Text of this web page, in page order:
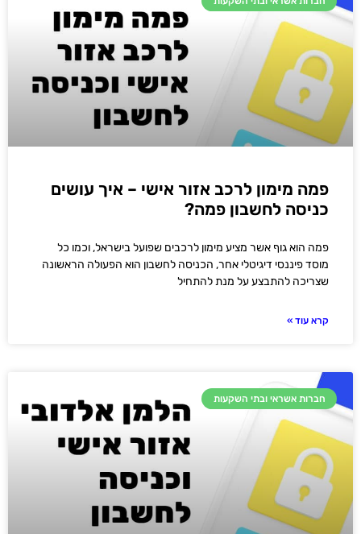
פמה מימון לרכב אזור אישי – איך עושים
כניסה לחשבון פמה?
פמה הוא גוף אשר מציע מימון לרכבים שפועל בישראל, וכמו כל
מוסד פיננסי דיגיטלי אחר, הכניסה לחשבון הוא הפעולה הראשונה
שצריכה להתבצע על מנת להתחיל
קרא עוד »
חברות אשראי ובתי השקעות